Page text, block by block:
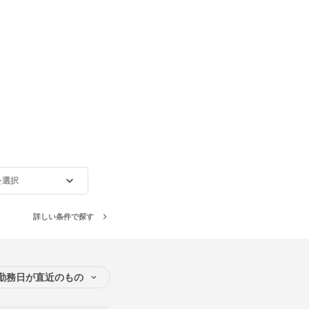
選択
詳しい条件で探す
務日が直近のもの